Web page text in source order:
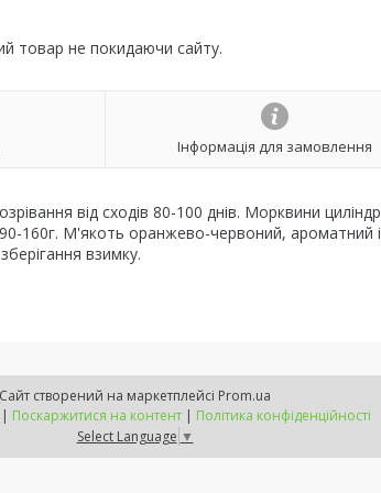
товар не покидаючи сайту.
Інформація для замовлення
від сходів 80-100 днів. Морквини
160г. М'якоть оранжево-червоний, ароматний і
взимку.
Сайт створений на маркетплейсі Prom.ua
DIMSADHOROD | Поскаржитися на контент | Політика конфіденційності
Select Language ▼